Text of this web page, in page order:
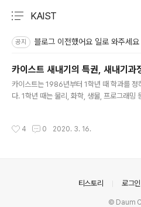
KAIST
공지
카이스트 새내기의 특권, 새내기과
카이스트는 1986년부터 1학년 때 학과를 정
다. 1학년 때는 물리, 화학, 생물, 프로그래밍
선택하면 같은 학과 친구들과 친하게 지내거
옆 방에 배정되어서 친해질 수 있도록 한다.(3
4 0 2020. 3. 16.
티스토리 로그인
© Daum